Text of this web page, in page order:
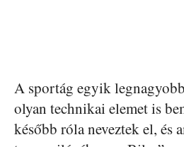
A sportág egyik
olyan technikai elemet is
később róla neveztek el, és